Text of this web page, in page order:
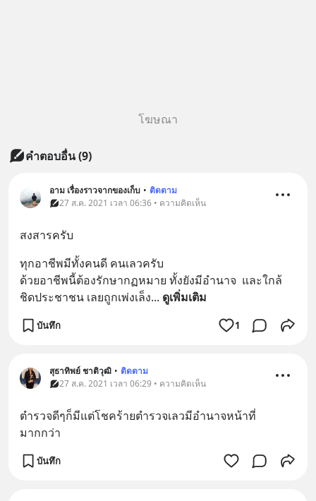
โฆษณา
คำตอบอื่น(9)
อาม เรื่องราวจากของเก็บ • ติดตาม
27 ส.ค. 2021 เวลา 06:36 • ความคิดเห็น
สงสารครับ
ทุกอาชีพมีทั้งคนดี คนเลวครับ
ด้วยอาชีพนี้ต้องรักษากฏหมาย ทั้งยังมีอำนาจ  และใกล้
ชิดประชาชน เลยถูกเพ่งเล็ง... ดูเพิ่มเติม
บันทึก 1
สุธาทิพย์ ชาติวุฒิ • ติดตาม
27 ส.ค. 2021 เวลา 06:29 • ความคิดเห็น
ตำรวจดีๆก็มีแต่โชคร้ายตำรวจเลวมีอำนาจหน้าที่
มากกว่า
บันทึก